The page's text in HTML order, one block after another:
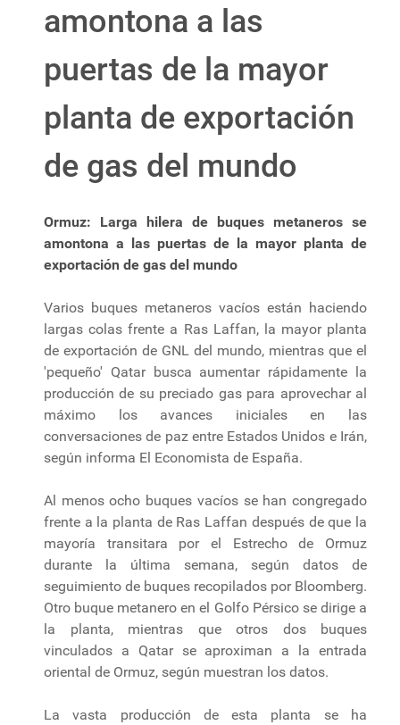
amontona a las
puertas de la mayor
planta de exportación
de gas del mundo
Ormuz: Larga hilera de buques metaneros se
amontona a las puertas de la mayor planta de
exportación de gas del mundo
Varios buques metaneros vacíos están haciendo
largas colas frente a Ras Laffan, la mayor planta
de exportación de GNL del mundo, mientras que el
'pequeño' Qatar busca aumentar rápidamente la
producción de su preciado gas para aprovechar al
máximo los avances iniciales en las
conversaciones de paz entre Estados Unidos e Irán,
según informa El Economista de España.
Al menos ocho buques vacíos se han congregado
frente a la planta de Ras Laffan después de que la
mayoría transitara por el Estrecho de Ormuz
durante la última semana, según datos de
seguimiento de buques recopilados por Bloomberg.
Otro buque metanero en el Golfo Pérsico se dirige a
la planta, mientras que otros dos buques
vinculados a Qatar se aproximan a la entrada
oriental de Ormuz, según muestran los datos.
La vasta producción de esta planta se ha